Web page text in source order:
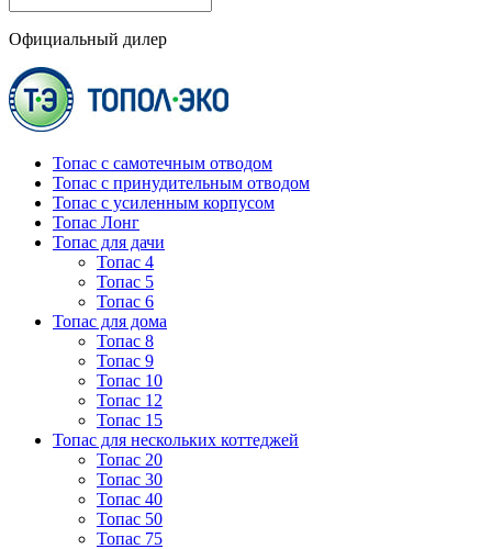
Официальный дилер
Топас с самотечным отводом
Топас с принудительным отводом
Топас с усиленным корпусом
Топас Лонг
Топас для дачи
Топас 4
Топас 5
Топас 6
Топас для дома
Топас 8
Топас 9
Топас 10
Топас 12
Топас 15
Топас для нескольких коттеджей
Топас 20
Топас 30
Топас 40
Топас 50
Топас 75